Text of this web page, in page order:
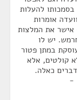
להעלות
אומרות
את המלצות
יש לו
במתן פטור
קולטים, אלא
כאלה.
-